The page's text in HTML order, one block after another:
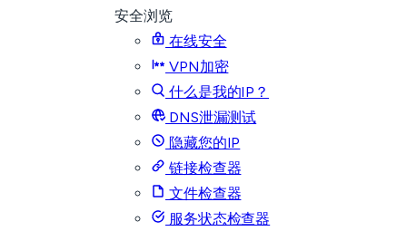
安全浏览
在线安全
VPN加密
什么是我的IP？
DNS泄漏测试
隐藏您的IP
链接检查器
文件检查器
服务状态检查器